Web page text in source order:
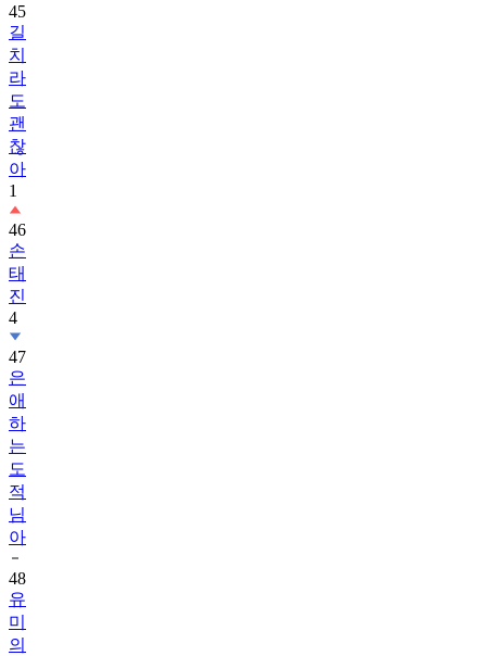
45
길
치
라
도
괜
찮
아
1
46
손
태
진
4
47
은
애
하
는
도
적
님
아
48
유
미
의